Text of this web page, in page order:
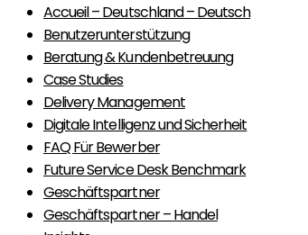
Accueil – Deutschland – Deutsch
Benutzerunterstützung
Beratung & Kundenbetreuung
Case Studies
Delivery Management
Digitale Intelligenz und Sicherheit
FAQ Für Bewerber
Future Service Desk Benchmark
Geschäftspartner
Geschäftspartner – Handel